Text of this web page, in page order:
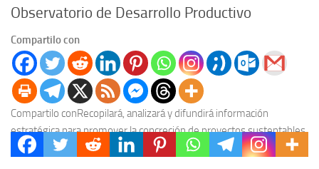
Observatorio de Desarrollo Productivo
Compartilo con
Compartilo conRecopilará, analizará y difundirá información
estratégica para promover la concreción de proyectos sustentables,
que permitan mejorar la calidad de vida de la población, generen...